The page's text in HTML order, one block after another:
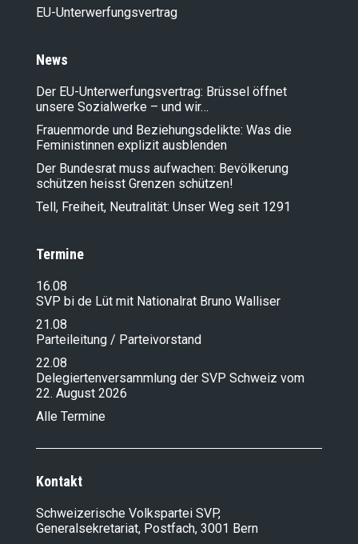
EU-Unterwerfungsvertrag
News
Der EU-Unterwerfungsvertrag: Brüssel öffnet
unsere Sozialwerke – und wir…
Frauenmorde und Beziehungsdelikte: Was die
Feministinnen explizit ausblenden
Der Bundesrat muss aufwachen: Bevölkerung
schützen heisst Grenzen schützen!
Tell, Freiheit, Neutralität: Unser Weg seit 1291
Termine
16.08
SVP bi de Lüt mit Nationalrat Bruno Walliser
21.08
Parteileitung / Parteivorstand
22.08
Delegiertenversammlung der SVP Schweiz vom
22. August 2026
Alle Termine
Kontakt
Schweizerische Volkspartei SVP,
Generalsekretariat, Postfach, 3001 Bern